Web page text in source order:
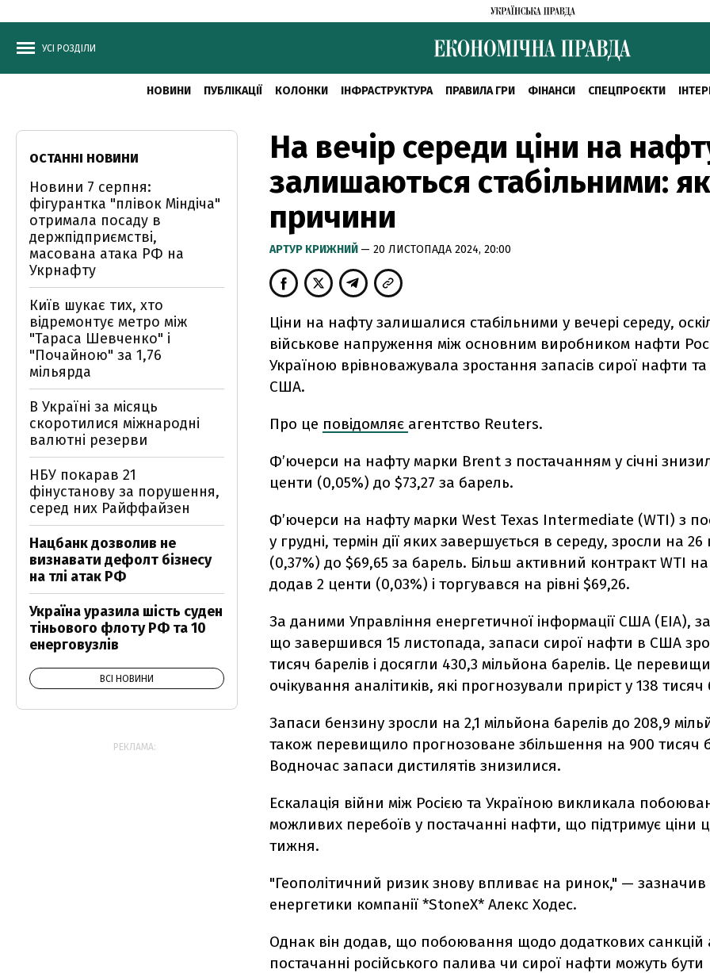
УСІ РОЗДІЛИ
НОВИНИ ПУБЛІКАЦІЇ КОЛОНКИ ІНФРАСТРУКТУРА ПРАВИЛА ГРИ ФІНАНСИ СПЕЦПРОЄКТИ
На вечір середи ціни на
залишаються стабільними:
причини
АРТУР КРИЖНИЙ — 20 ЛИСТОПАДА 2024, 20:00
Ціни на нафту залишалися стабільними у вечері середу,
військове напруження між основним виробником нафти
Україною врівноважувала зростання запасів сирої нафти
США.
Про це повідомляє агентство Reuters.
Ф’ючерси на нафту марки Brent з постачанням у січні
центи (0,05%) до $73,27 за барель.
Ф’ючерси на нафту марки West Texas Intermediate (WTI) з
у грудні, термін дії яких завершується в середу, зросли на 26
(0,37%) до $69,65 за барель. Більш активний контракт WTI на
додав 2 центи (0,03%) і торгувався на рівні $69,26.
За даними Управління енергетичної інформації США (EIA),
що завершився 15 листопада, запаси сирої нафти в США
тисяч барелів і досягли 430,3 мільйона барелів. Це
очікування аналітиків, які прогнозували приріст у 138 тисяч
Запаси бензину зросли на 2,1 мільйона барелів до 208,9
також перевищило прогнозоване збільшення на 900 тисяч
Водночас запаси дистилятів знизилися.
Ескалація війни між Росією та Україною викликала
можливих перебоїв у постачанні нафти, що підтримує ціни
тижня.
"Геополітичний ризик знову впливає на ринок," — зазначив
енергетики компанії *StoneX* Алекс Ходес.
Однак він додав, що побоювання щодо додаткових санкцій
постачанні російського палива чи сирої нафти можуть бути
ОСТАННІ НОВИНИ
Новини 7 серпня:
фігурантка "плівок Міндіча"
отримала посаду в
держпідприємстві,
масована атака РФ на
Укрнафту
Київ шукає тих, хто
відремонтує метро між
"Тараса Шевченко" і
"Почайною" за 1,76
мільярда
В Україні за місяць
скоротилися міжнародні
валютні резерви
НБУ покарав 21
фінустанову за порушення,
серед них Райффайзен
Нацбанк дозволив не
визнавати дефолт бізнесу
на тлі атак РФ
Україна уразила шість суден
тіньового флоту РФ та 10
енерговузлів
ВСІ НОВИНИ
РЕКЛАМА: